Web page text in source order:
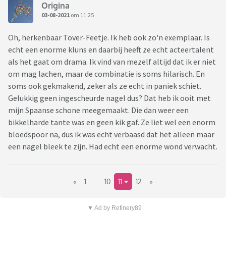
Origina
03-08-2021 om 11:25
Oh, herkenbaar Tover-Feetje. Ik heb ook zo'n exemplaar. Is
echt een enorme kluns en daarbij heeft ze echt acteertalent
als het gaat om drama. Ik vind van mezelf altijd dat ik er niet
om mag lachen, maar de combinatie is soms hilarisch. En
soms ook gekmakend, zeker als ze echt in paniek schiet.
Gelukkig geen ingescheurde nagel dus? Dat heb ik ooit met
mijn Spaanse schone meegemaakt. Die dan weer een
bikkelharde tante was en geen kik gaf. Ze liet wel een enorm
bloedspoor na, dus ik was echt verbaasd dat het alleen maar
een nagel bleek te zijn. Had echt een enorme wond verwacht.
« 1 10 11 12 »
▼ Ad by Refinery89